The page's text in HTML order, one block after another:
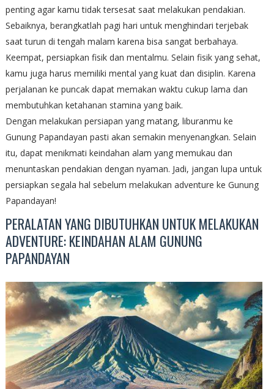
penting agar kamu tidak tersesat saat melakukan pendakian.
Sebaiknya, berangkatlah pagi hari untuk menghindari terjebak
saat turun di tengah malam karena bisa sangat berbahaya.
Keempat, persiapkan fisik dan mentalmu. Selain fisik yang sehat,
kamu juga harus memiliki mental yang kuat dan disiplin. Karena
perjalanan ke puncak dapat memakan waktu cukup lama dan
membutuhkan ketahanan stamina yang baik.
Dengan melakukan persiapan yang matang, liburanmu ke
Gunung Papandayan pasti akan semakin menyenangkan. Selain
itu, dapat menikmati keindahan alam yang memukau dan
menuntaskan pendakian dengan nyaman. Jadi, jangan lupa untuk
persiapkan segala hal sebelum melakukan adventure ke Gunung
Papandayan!
PERALATAN YANG DIBUTUHKAN UNTUK MELAKUKAN
ADVENTURE: KEINDAHAN ALAM GUNUNG
PAPANDAYAN